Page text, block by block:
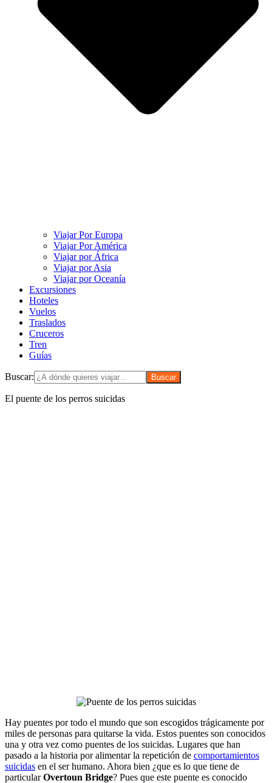
Viajar Por Europa
Viajar Por América
Viajar por África
Viajar por Asia
Viajar por Oceanía
Excursiones
Hoteles
Vuelos
Traslados
Cruceros
Tren
Guías
Buscar:
El puente de los perros suicidas
Hay puentes por todo el mundo que son escogidos trágicamente por
miles de personas para quitarse la vida. Estos puentes son conocidos
una y otra vez como puentes de los suicidas. Lugares que han
pasado a la historia por alimentar la repetición de comportamientos
suicidas en el ser humano. Ahora bien ¿que es lo que tiene de
particularOvertoun Bridge? Pues que este puente es conocido